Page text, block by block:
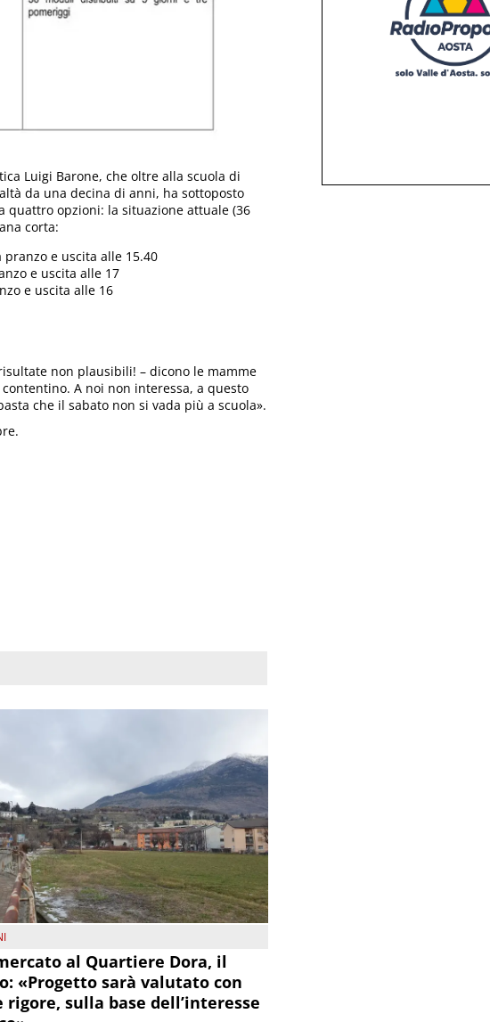
Luigi Barone, che oltre alla scuola di
da una decina di anni, ha sottoposto
opzioni: la situazione attuale (36
corta:
e uscita alle 15.40
e uscita alle 17
e uscita alle 16
non plausibili! – dicono le mamme
A noi non interessa, a questo
che il sabato non si vada più a scuola».
al Quartiere Dora, il
«Progetto sarà valutato con
rigore, sulla base dell’interesse